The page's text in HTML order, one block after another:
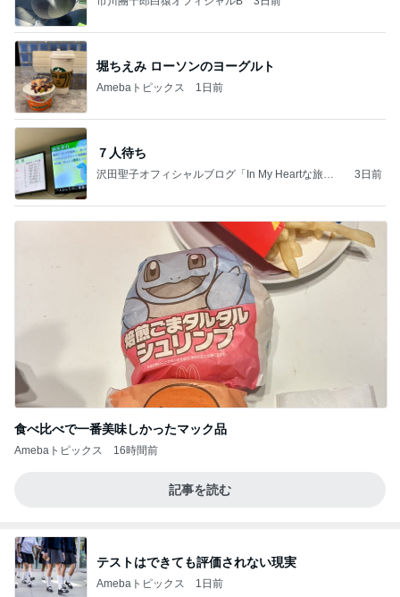
堀ちえみ ローソンのヨーグルト
Amebaトピックス 1日前
７人待ち
沢田聖子オフィシャルブログ「In My Heartな旅日
3日前
食べ比べで一番美味しかったマック品
Amebaトピックス 16時間前
記事を読む
テストはできても評価されない現実
Amebaトピックス 1日前